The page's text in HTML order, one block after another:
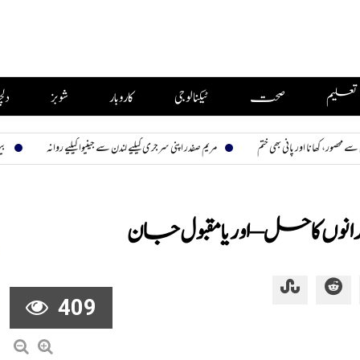
تعلیم صحت ٹیکنالوجی کاروبار شوبز
پانی بھی ختم مریم صفدر اپنی سرجری کیلیے لندن سے جینیوا کیلیے روانہ بیوی تیری،
کا حل – اوریا مقبول جان
409